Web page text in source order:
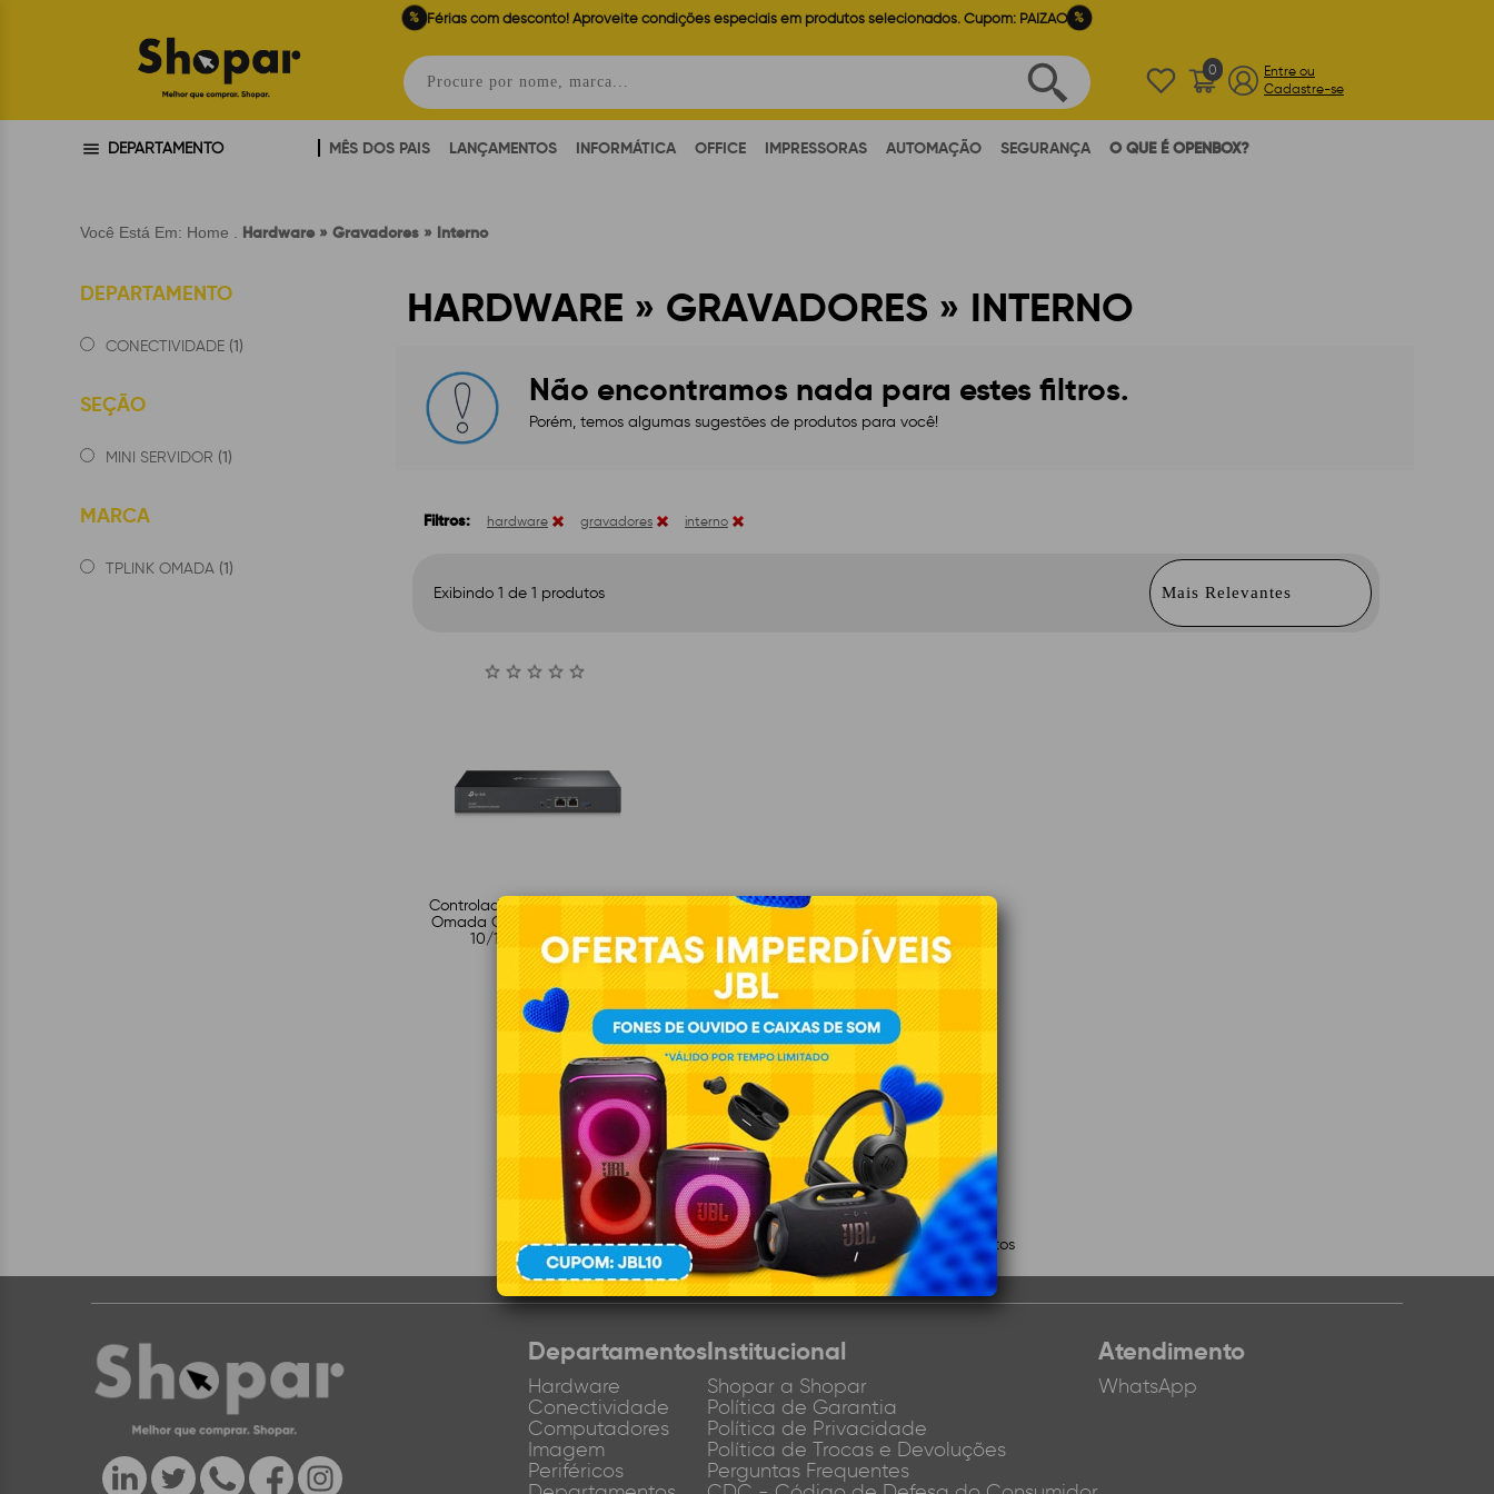
% Férias com desconto! Aproveite condições especiais em produtos selecionados. Cupom: PAIZAO %
0
Entre ou
Cadastre-se
DEPARTAMENTO MÊS DOS PAIS LANÇAMENTOS INFORMÁTICA OFFICE IMPRESSORAS AUTOMAÇÃO SEGURANÇA O QUE É OPENBOX?
Você Está Em: Home Hardware » Gravadores » Interno
DEPARTAMENTO
CONECTIVIDADE (1)
SEÇÃO
MINI SERVIDOR (1)
MARCA
TPLINK OMADA (1)
HARDWARE » GRAVADORES » INTERNO
Não encontramos nada para estes filtros.
Porém, temos algumas sugestões de produtos para você!
Filtros: hardware gravadores interno
Exibindo 1 de 1 produtos
Controlador TP-Link Hardware
Omada OC300 , USB 3.0 , Eth
10/100/1000 Mbps
Indisponível
VER DETALHES
Você visualizou1de1produtos
Departamentos
Hardware
Conectividade
Computadores
Imagem
Periféricos
Institucional
Shopar a Shopar
Política de Garantia
Política de Privacidade
Política de Trocas e Devoluções
Perguntas Frequentes
Atendimento
WhatsApp